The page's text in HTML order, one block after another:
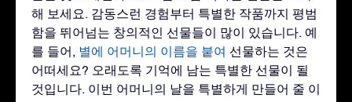
해 보세요. 감동스런 경험부터 특별한 작품까지 평범
함을 뛰어넘는 창의적인 선물들이 많이 있습니다. 예
를 들어, 별에 어머니의 이름을 붙여 선물하는 것은
어떠세요? 오래도록 기억에 남는 특별한 선물이 될
것입니다. 이번 어머니의 날을 특별하게 만들어 줄 이